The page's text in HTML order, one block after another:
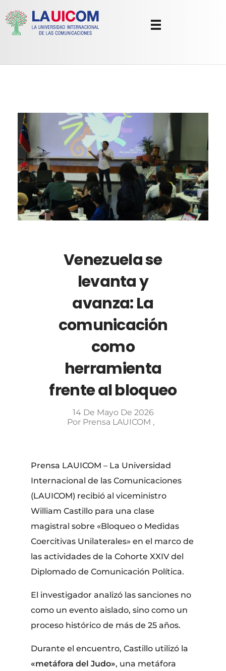
Venezuela se
levanta y
avanza: La
comunicación
como
herramienta
frente al bloqueo
14 De Mayo De 2026
Por Prensa LAUICOM
Prensa LAUICOM – ​La Universidad
Internacional de las Comunicaciones
(LAUICOM) recibió al viceministro
William Castillo para una clase
magistral sobre «Bloqueo o Medidas
Coercitivas Unilaterales» en el marco de
las actividades de la Cohorte XXIV del
Diplomado de Comunicación Política.
El investigador analizó las sanciones no
como un evento aislado, sino como un
proceso histórico de más de 25 años.
​Durante el encuentro, Castillo utilizó la
«metáfora del Judo», una metáfora